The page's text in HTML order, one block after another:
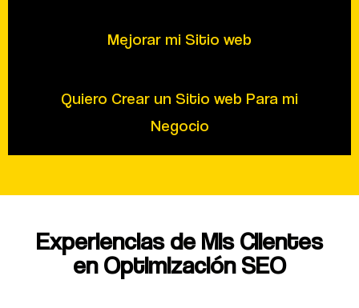
Mejorar mi Sitio web
Quiero Crear un Sitio web Para mi
Negocio
Experiencias de Mis Clientes
en Optimización SEO